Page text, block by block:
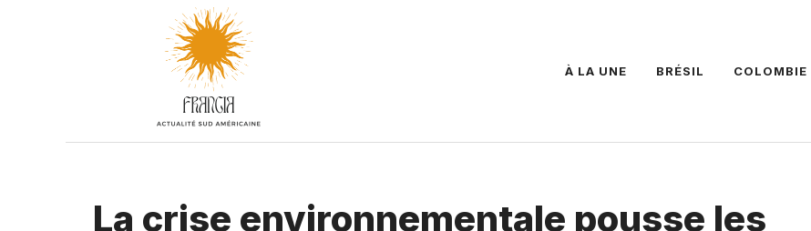
À LA UNE BRÉSIL COLOMBIE
La crise environnementale pousse les